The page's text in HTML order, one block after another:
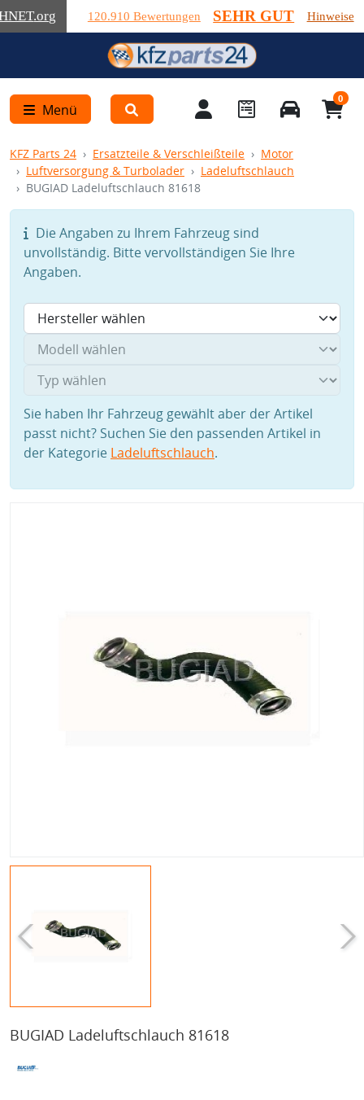
.org 120.910 Bewertungen SEHR GUT Hinweise
Menü
0
KFZ Parts 24 Ersatzteile & Verschleißteile
Motor
Luftversorgung & Turbolader
Ladeluftschlauch
BUGIAD Ladeluftschlauch 81618
Die Angaben zu Ihrem Fahrzeug sind
unvollständig. Bitte vervollständigen Sie Ihre
Angaben.
Sie haben Ihr Fahrzeug gewählt aber der Artikel
passt nicht? Suchen Sie den passenden Artikel in
der Kategorie Ladeluftschlauch.
BUGIAD Ladeluftschlauch 81618